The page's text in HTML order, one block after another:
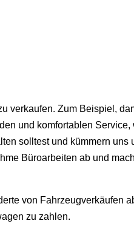
verkaufen. Zum Beispiel,
und komfortablen
solltest und kümmern
Büroarbeiten ab und
von Fahrzeugverkäufen
zu zahlen.